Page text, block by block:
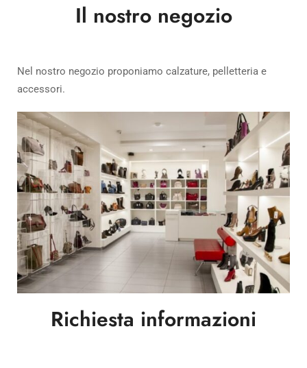
Il nostro negozio
Nel nostro negozio proponiamo calzature, pelletteria e
accessori.
Richiesta informazioni